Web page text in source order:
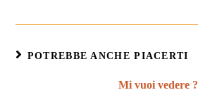
POTREBBE ANCHE PIACERTI
Mi vuoi vedere ?